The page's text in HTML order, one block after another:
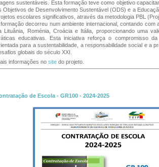
sustentáveis. Esta formação teve como objetivo
Objetivos de Desenvolvimento Sustentável (ODS) e a
escolares significativos, através da metodologia PBL
decorreu num ambiente internacional, contando com
Lituânia, Roménia, Croácia e Itália, proporcionando uma
educativas. Esta iniciativa reforça o compromisso
para a sustentabilidade, a responsabilidade social e a
globais do século XXI.
informações no site do projeto.
de Escola - GR100 - 2024-2025